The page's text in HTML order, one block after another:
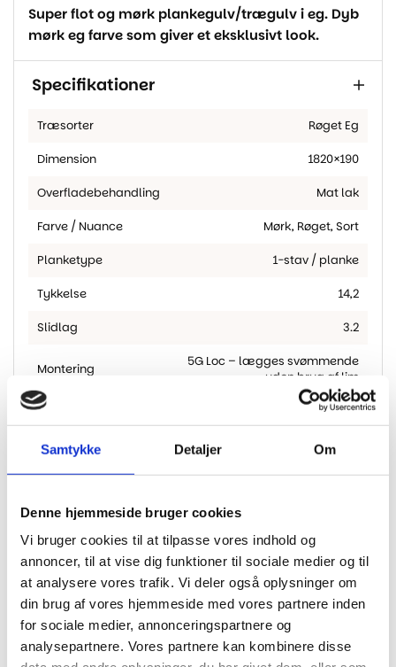
Samtykke Detaljer Om
Denne hjemmeside bruger cookies
Vi bruger cookies til at tilpasse vores indhold og
annoncer, til at vise dig funktioner til sociale medier og til
at analysere vores trafik. Vi deler også oplysninger om
din brug af vores hjemmeside med vores partnere inden
for sociale medier, annonceringspartnere og
analysepartnere. Vores partnere kan kombinere disse
Super flot og mørk plankegulv/trægulv i eg. Dyb
mørk eg farve som giver et eksklusivt look.
Specifikationer
Træsorter Røget Eg
Dimension 1820×190
Overfladebehandling Mat lak
Farve / Nuance Mørk, Røget, Sort
Planketype 1-stav / planke
Tykkelse 14,2
Slidlag 3.2
Montering
5G Loc – lægges svømmende
uden brug af lim
M2 Pr. Pakke 2.075
Fas 2-sidet fas
Gulvvarme Egnet til gulvvarme
Sortering
Andre har også kigget
på...